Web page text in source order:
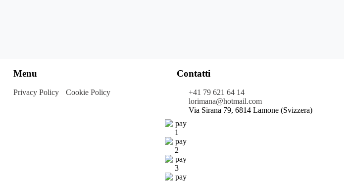
Menu
Privacy Policy Cookie Policy
Contatti
+41 79 621 64 14
lorimana@hotmail.com
Via Sirana 79, 6814 Lamone (Svizzera)